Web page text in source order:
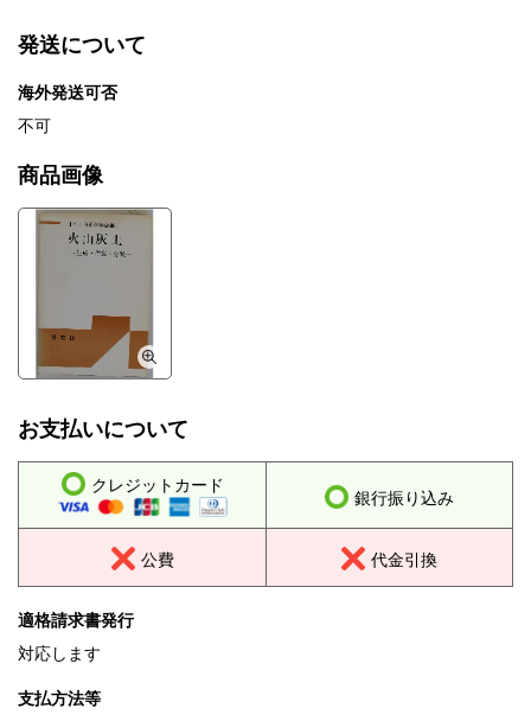
発送について
海外発送可否
不可
商品画像
お支払いについて
クレジットカード
銀行振り込み
公費 代金引換
適格請求書発行
対応します
支払方法等